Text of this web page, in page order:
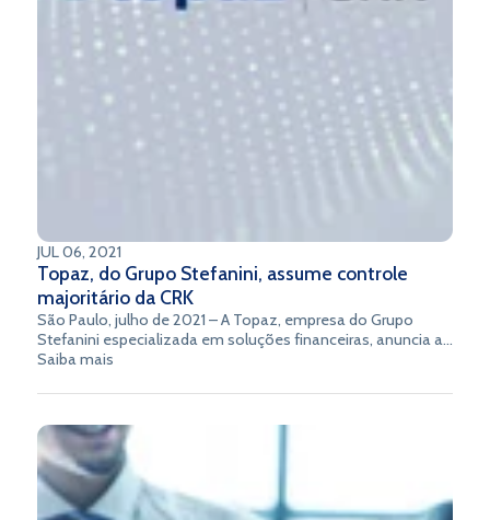
JUL 06, 2021
Topaz, do Grupo Stefanini, assume controle
majoritário da CRK
São Paulo, julho de 2021 – A Topaz, empresa do Grupo
Stefanini especializada em soluções financeiras, anuncia a
aquisição de 60% do Grupo CRK, reconhecido no mercado
financeira de tesourarias de bancos. Dentre seus principais
derivativos, Bovespa, fundos de investimento, SPB,
controladoria e pagamentos.
Saiba mais